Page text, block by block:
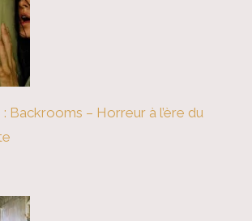
Backrooms – Horreur à l’ère du